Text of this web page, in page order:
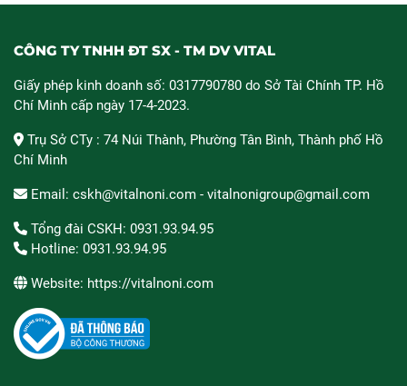
CÔNG TY TNHH ĐT SX - TM DV VITAL
Giấy phép kinh doanh số: 0317790780 do Sở Tài Chính TP. Hồ
Chí Minh cấp ngày 17-4-2023.
Trụ Sở CTy : 74 Núi Thành, Phường Tân Bình, Thành phố Hồ
Chí Minh
Email: cskh@vitalnoni.com - vitalnonigroup@gmail.com
Tổng đài CSKH: 0931.93.94.95
Hotline: 0931.93.94.95
Website: https://vitalnoni.com